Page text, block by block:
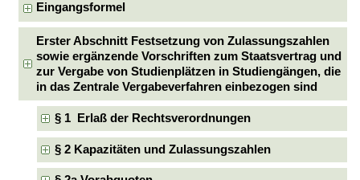
Eingangsformel
Erster Abschnitt Festsetzung von Zulassungszahlen
sowie ergänzende Vorschriften zum Staatsvertrag und
zur Vergabe von Studienplätzen in Studiengängen, die
in das Zentrale Vergabeverfahren einbezogen sind
§ 1 Erlaß der Rechtsverordnungen
§ 2 Kapazitäten und Zulassungszahlen